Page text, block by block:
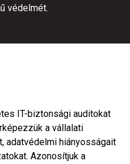
védelmét.
IT-biztonsági auditokat
a vállalati
adatvédelmi hiányosságait
Azonosítjuk a